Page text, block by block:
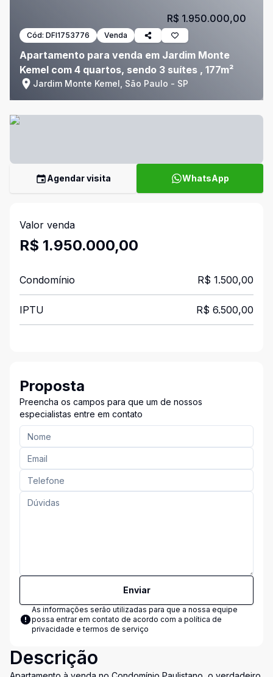
Cód: DFI1753776 Venda
Apartamento para venda em Jardim Monte
Kemel com 4 quartos, sendo 3 suítes , 177m²
Jardim Monte Kemel, São Paulo - SP
R$ 1.950.000,00
Agendar visita WhatsApp
Valor venda
R$ 1.950.000,00
Condomínio R$ 1.500,00
IPTU R$ 6.500,00
Proposta
Preencha os campos para que um de nossos
especialistas entre em contato
Enviar
As informações serão utilizadas para que a nossa equipe
possa entrar em contato de acordo com a política de
privacidade e termos de serviço
Descrição